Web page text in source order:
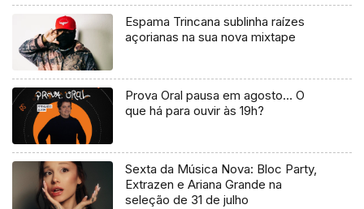
Espama Trincana sublinha raízes
açorianas na sua nova mixtape
Prova Oral pausa em agosto… O
que há para ouvir às 19h?
Sexta da Música Nova: Bloc Party,
Extrazen e Ariana Grande na
seleção de 31 de julho